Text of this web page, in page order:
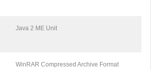
Java 2 ME Unit
WinRAR Compressed Archive Format